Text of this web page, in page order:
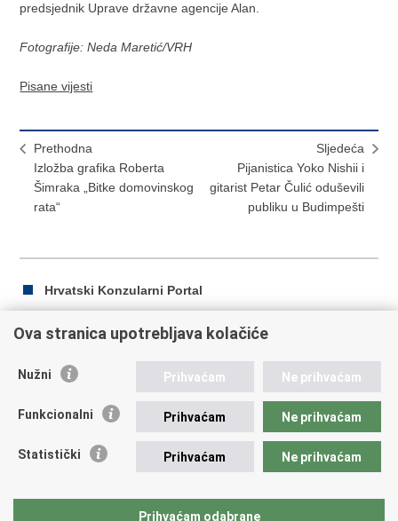
predsjednik Uprave državne agencije Alan.
Fotografije: Neda Maretić/VRH
Pisane vijesti
Prethodna
Izložba grafika Roberta
Šimraka „Bitke domovinskog
rata“
Sljedeća
Pijanistica Yoko Nishii i
gitarist Petar Čulić oduševili
publiku u Budimpešti
Hrvatski Konzularni Portal
Ispiši
Podijeli
Facebooku
Twitteru
Republika Hrvatska
Trg N.Š. Zrinskog 7-8, 10000 Zagreb
fax: +385 (0)1 4551 795, +385 (0)1 4920 149
Ova stranica upotrebljava kolačiće
Nužni Prihvaćam Ne prihvaćam
Funkcionalni Prihvaćam Ne prihvaćam
Statistički Prihvaćam Ne prihvaćam
Prihvaćam odabrane